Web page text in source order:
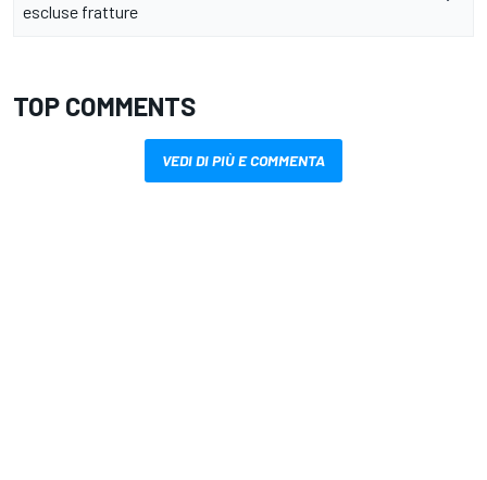
escluse fratture
TOP COMMENTS
VEDI DI PIÙ E COMMENTA